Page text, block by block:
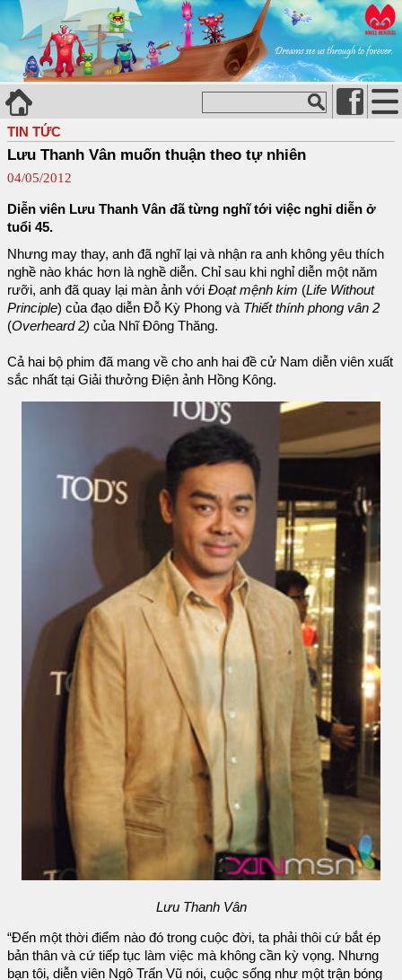
TIN TỨC
Lưu Thanh Vân muốn thuận theo tự nhiên
04/05/2012
Diễn viên Lưu Thanh Vân đã từng nghĩ tới việc nghỉ diễn ở
tuổi 45.
Nhưng may thay, anh đã nghĩ lại và nhận ra anh không yêu thích
nghề nào khác hơn là nghề diễn. Chỉ sau khi nghỉ diễn một năm
rưỡi, anh đã quay lại màn ảnh với Đoạt mệnh kim (Life Without
Principle) của đạo diễn Đỗ Kỳ Phong và Thiết thính phong vân 2
(Overheard 2) của Nhĩ Đông Thăng.
Cả hai bộ phim đã mang về cho anh hai đề cử Nam diễn viên xuất
sắc nhất tại Giải thưởng Điện ảnh Hồng Kông.
Lưu Thanh Vân
“Đến một thời điểm nào đó trong cuộc đời, ta phải thôi cứ bắt ép
bản thân và cứ tiếp tục làm việc mà không cần kỳ vọng. Nhưng
bạn tôi, diễn viên Ngô Trấn Vũ nói, cuộc sống như một trận bóng